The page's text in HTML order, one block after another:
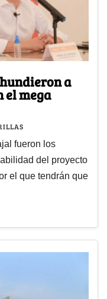
a
el mega
fueron los
del proyecto
el que tendrán que